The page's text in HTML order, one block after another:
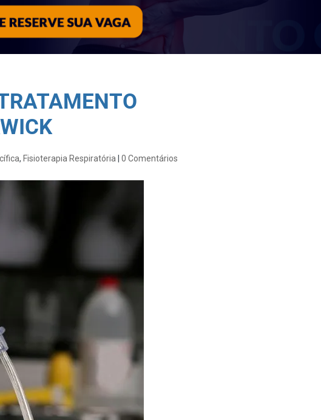
, Fisioterapia Respiratória 0 Comentários